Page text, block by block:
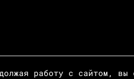
работу с сайтом, вы